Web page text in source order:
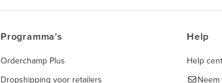
Programma's
Orderchamp Plus
Dropshipping voor retailers
Help
Help